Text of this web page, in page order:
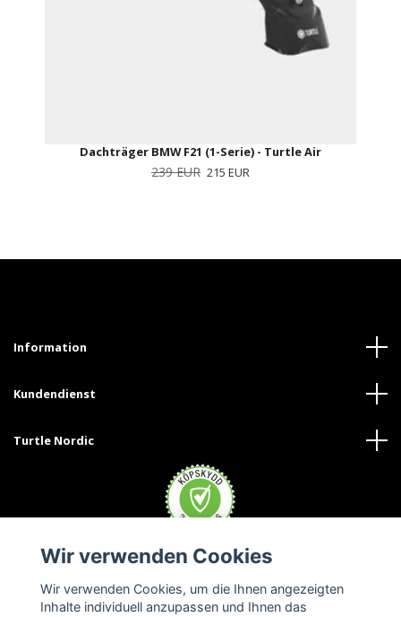
Dachträger BMW F21 (1-Serie) - Turtle Air
239 EUR 215 EUR
Information
Kundendienst
Turtle Nordic
Wir verwenden Cookies
Wir verwenden Cookies, um die Ihnen angezeigten
Inhalte individuell anzupassen und Ihnen das